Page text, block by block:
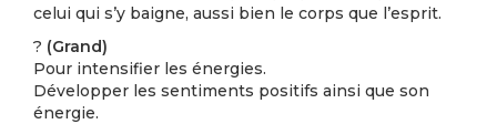
celui qui s’y baigne, aussi bien le corps que l’esprit.
? (Grand)
Pour intensifier les énergies.
Développer les sentiments positifs ainsi que son
énergie.